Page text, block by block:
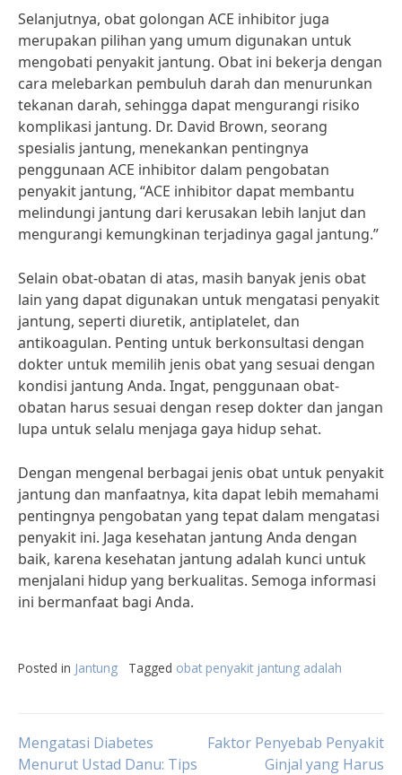
Selanjutnya, obat golongan ACE inhibitor juga
merupakan pilihan yang umum digunakan untuk
mengobati penyakit jantung. Obat ini bekerja dengan
cara melebarkan pembuluh darah dan menurunkan
tekanan darah, sehingga dapat mengurangi risiko
komplikasi jantung. Dr. David Brown, seorang
spesialis jantung, menekankan pentingnya
penggunaan ACE inhibitor dalam pengobatan
penyakit jantung, “ACE inhibitor dapat membantu
melindungi jantung dari kerusakan lebih lanjut dan
mengurangi kemungkinan terjadinya gagal jantung.”
Selain obat-obatan di atas, masih banyak jenis obat
lain yang dapat digunakan untuk mengatasi penyakit
jantung, seperti diuretik, antiplatelet, dan
antikoagulan. Penting untuk berkonsultasi dengan
dokter untuk memilih jenis obat yang sesuai dengan
kondisi jantung Anda. Ingat, penggunaan obat-
obatan harus sesuai dengan resep dokter dan jangan
lupa untuk selalu menjaga gaya hidup sehat.
Dengan mengenal berbagai jenis obat untuk penyakit
jantung dan manfaatnya, kita dapat lebih memahami
pentingnya pengobatan yang tepat dalam mengatasi
penyakit ini. Jaga kesehatan jantung Anda dengan
baik, karena kesehatan jantung adalah kunci untuk
menjalani hidup yang berkualitas. Semoga informasi
ini bermanfaat bagi Anda.
Posted in Jantung Tagged obat penyakit jantung adalah
Post
Mengatasi Diabetes
Menurut Ustad Danu: Tips
Faktor Penyebab Penyakit
Ginjal yang Harus